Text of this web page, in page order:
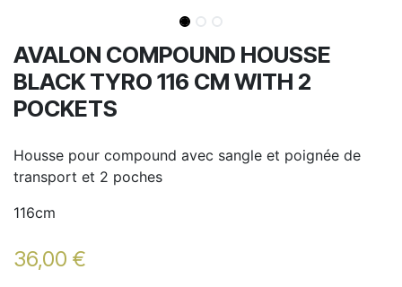
AVALON COMPOUND HOUSSE
BLACK TYRO 116 CM WITH 2
POCKETS
Housse pour compound avec sangle et poignée de
transport et 2 poches
116cm
36,00 €